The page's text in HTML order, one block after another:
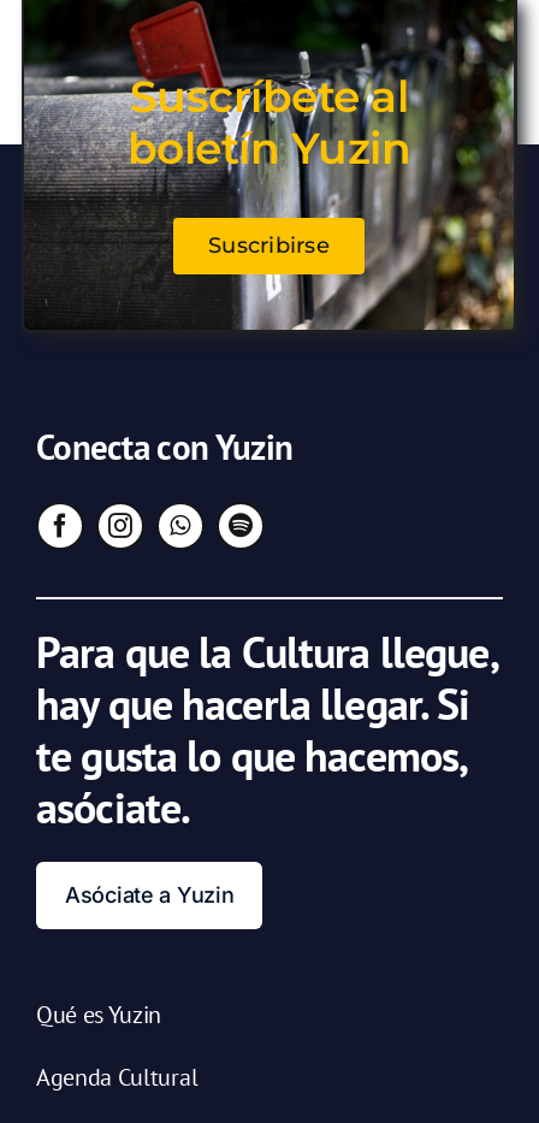
Suscríbete al
boletín Yuzin
Suscribirse
Conecta con Yuzin
Para que la Cultura llegue,
hay que hacerla llegar. Si
te gusta lo que hacemos,
asóciate.
Asóciate a Yuzin
Qué es Yuzin
Agenda Cultural